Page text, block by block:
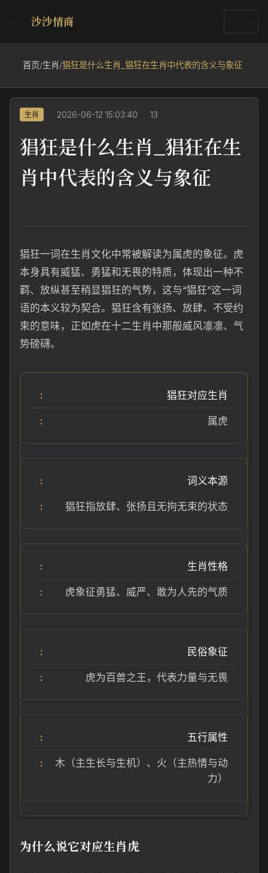
沙沙情商
首页/生肖/猖狂是什么生肖_猖狂在生肖中代表的含义与象征
生肖 2026-06-12 15:03:40 13
猖狂是什么生肖_猖狂在生
肖中代表的含义与象征
猖狂一词在生肖文化中常被解读为属虎的象征。虎
本身具有威猛、勇猛和无畏的特质，体现出一种不
羁、放纵甚至稍显猖狂的气势，这与“猖狂”这一词
语的本义较为契合。猖狂含有张扬、放肆、不受约
束的意味，正如虎在十二生肖中那般威风凛凛、气
势磅礴。
猖狂对应生肖
属虎
词义本源
猖狂指放肆、张扬且无拘无束的状态
生肖性格
虎象征勇猛、威严、敢为人先的气质
民俗象征
虎为百兽之王，代表力量与无畏
五行属性
木（主生长与生机）、火（主热情与动
力）
为什么说它对应生肖虎